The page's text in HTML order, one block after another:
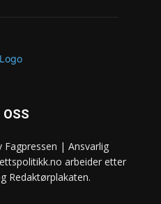
OSS
Fagpressen | Ansvarlig
arbeider etter
Redaktørplakaten.